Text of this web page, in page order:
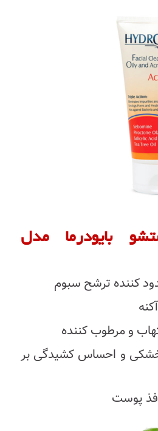
بایودرما مدل
کننده ترشح سبوم
و مرطوب کننده
خشکی و احساس کشیدگی بر
پوست